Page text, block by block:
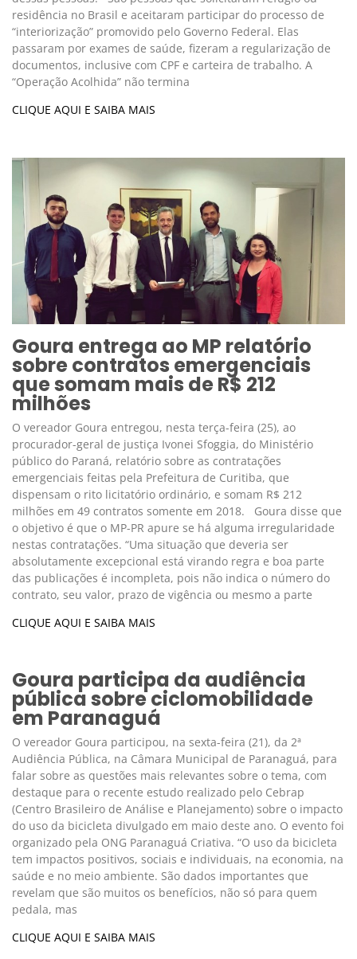
residência no Brasil e aceitaram participar do processo de
“interiorização” promovido pelo Governo Federal. Elas
passaram por exames de saúde, fizeram a regularização de
documentos, inclusive com CPF e carteira de trabalho. A
“Operação Acolhida” não termina
CLIQUE AQUI E SAIBA MAIS
Goura entrega ao MP relatório
sobre contratos emergenciais
que somam mais de R$ 212
milhões
O vereador Goura entregou, nesta terça-feira (25), ao
procurador-geral de justiça Ivonei Sfoggia, do Ministério
público do Paraná, relatório sobre as contratações
emergenciais feitas pela Prefeitura de Curitiba, que
dispensam o rito licitatório ordinário, e somam R$ 212
milhões em 49 contratos somente em 2018. Goura disse que
o objetivo é que o MP-PR apure se há alguma irregularidade
nestas contratações. “Uma situação que deveria ser
absolutamente excepcional está virando regra e boa parte
das publicações é incompleta, pois não indica o número do
contrato, seu valor, prazo de vigência ou mesmo a parte
CLIQUE AQUI E SAIBA MAIS
Goura participa da audiência
pública sobre ciclomobilidade
em Paranaguá
O vereador Goura participou, na sexta-feira (21), da 2ª
Audiência Pública, na Câmara Municipal de Paranaguá, para
falar sobre as questões mais relevantes sobre o tema, com
destaque para o recente estudo realizado pelo Cebrap
(Centro Brasileiro de Análise e Planejamento) sobre o impacto
do uso da bicicleta divulgado em maio deste ano. O evento foi
organizado pela ONG Paranaguá Criativa. “O uso da bicicleta
tem impactos positivos, sociais e individuais, na economia, na
saúde e no meio ambiente. São dados importantes que
revelam que são muitos os benefícios, não só para quem
pedala, mas
CLIQUE AQUI E SAIBA MAIS